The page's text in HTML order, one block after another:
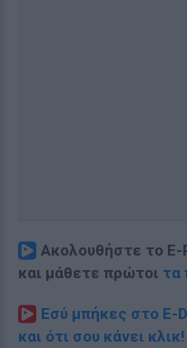
Ακολουθήστε το E-
και μάθετε πρώτοι τα
Εσύ μπήκες στο E-
και ότι σου κάνει κλικ!